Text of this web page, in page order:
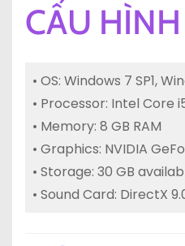
CẤU
• OS: Windows 7 SP1,
• Processor: Intel Core
• Memory: 8 GB RAM
• Graphics: NVIDIA
• Storage: 30 GB
• Sound Card: DirectX